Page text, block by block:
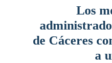
Los
de Cáceres
a